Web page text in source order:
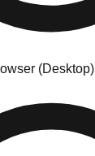
(Desktop)